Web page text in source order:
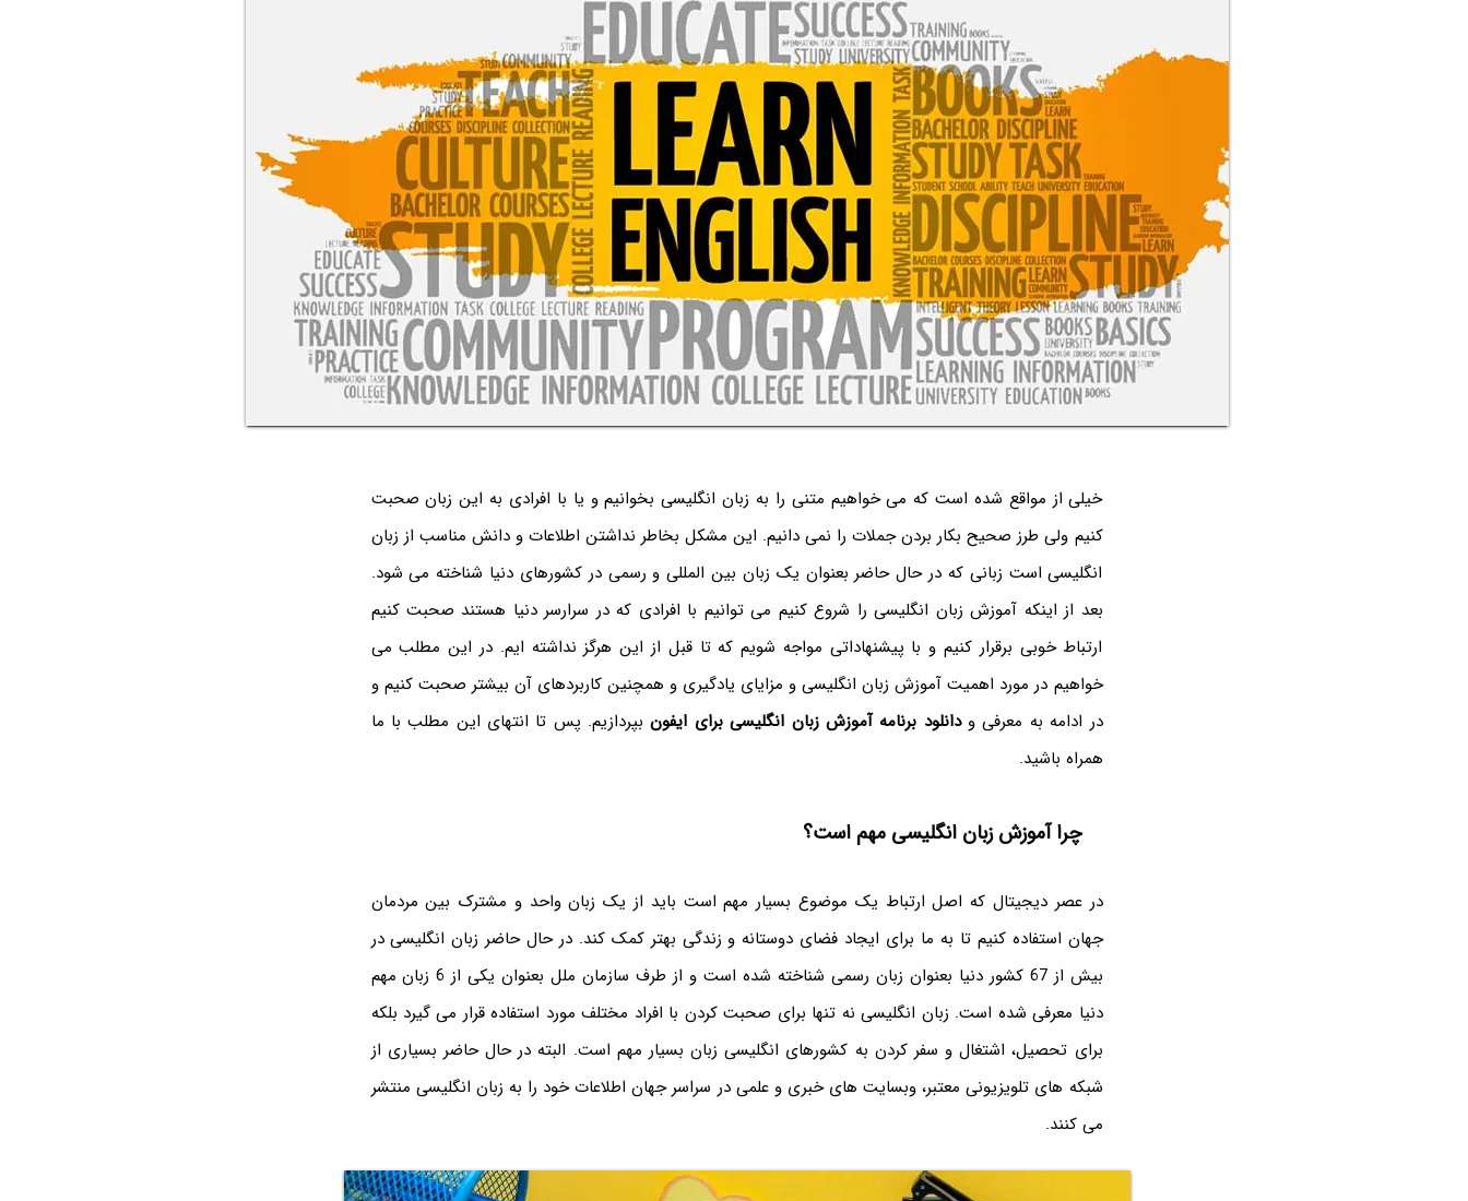
خیلی از مواقع شده است که می خواهیم متنی را به زبان انگلیسی بخوانیم و یا با افرادی به این زبان صحبت
کنیم ولی طرز صحیح بکار بردن جملات را نمی دانیم. این مشکل بخاطر نداشتن اطلاعات و دانش مناسب از زبان
انگلیسی است زبانی که در حال حاضر بعنوان یک زبان بین المللی و رسمی در کشورهای دنیا شناخته می شود.
بعد از اینکه آموزش زبان انگلیسی را شروع کنیم می توانیم با افرادی که در سرارسر دنیا هستند صحبت کنیم
ارتباط خوبی برقرار کنیم و با پیشنهاداتی مواجه شویم که تا قبل از این هرگز نداشته ایم. در این مطلب می
خواهیم در مورد اهمیت آموزش زبان انگلیسی و مزایای یادگیری و همچنین کاربردهای آن بیشتر صحبت کنیم و
در ادامه به معرفی ودانلود برنامه آموزش زبان انگلیسی برای ایفونبپردازیم. پس تا انتهای این مطلب با ما
همراه باشید.
چرا آموزش زبان انگلیسی مهم است؟
در عصر دیجیتال که اصل ارتباط یک موضوع بسیار مهم است باید از یک زبان واحد و مشترک بین مردمان
جهان استفاده کنیم تا به ما برای ایجاد فضای دوستانه و زندگی بهتر کمک کند. در حال حاضر زبان انگلیسی در
بیش از 67 کشور دنیا بعنوان زبان رسمی شناخته شده است و از طرف سازمان ملل بعنوان یکی از 6 زبان مهم
دنیا معرفی شده است. زبان انگلیسی نه تنها برای صحبت کردن با افراد مختلف مورد استفاده قرار می گیرد بلکه
برای تحصیل، اشتغال و سفر کردن به کشورهای انگلیسی زبان بسیار مهم است. البته در حال حاضر بسیاری از
شبکه های تلویزیونی معتبر، وبسایت های خبری و علمی در سراسر جهان اطلاعات خود را به زبان انگلیسی منتشر
می کنند.